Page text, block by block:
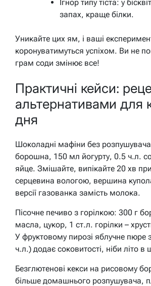
Ігнор типу тіста: у
запах, краще білки.
Уникайте цих ям, і ваші
коронуватимуться успіхом. Ви не
грам соди змінює все!
Практичні кейси:
альтернативами для
дня
Шоколадні мафіни без
борошна, 150 мл йогурту, 0.5 ч.л.
яйце. Змішайте, випікайте 20 хв
серцевина вологою, вершина
версії газованка замість молока.
Пісочне печиво з горілкою: 300 г
масла, цукор, 1 ст.л. горілки –
У фруктовому пирозі яблучне пюре
ч.л.) додає соковитості, ніби літо в
Безглютенові кекси на рисовому
більше домашнього розпушувача,